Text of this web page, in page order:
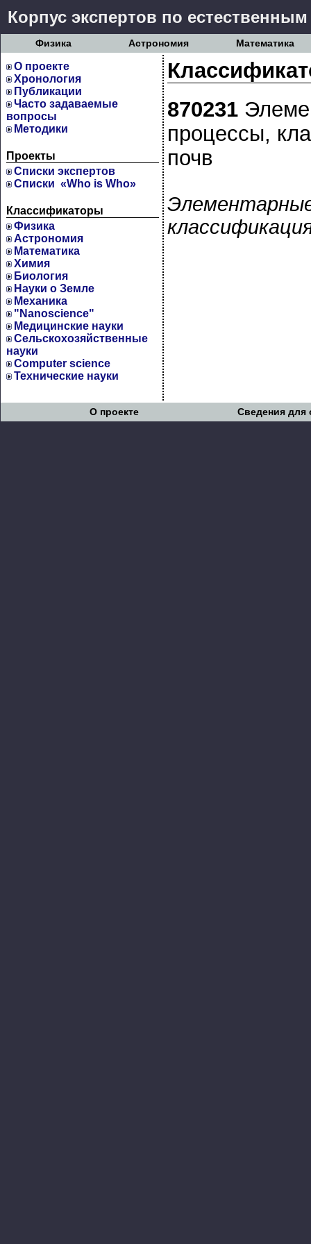
Корпус экспертов по
Физика Астрономия Математика
О проекте
Хронология
Публикации
Часто задаваемые
вопросы
Методики
Проекты
Cписки экспертов
Списки «Who is Who»
Классификаторы
Физика
Астрономия
Математика
Химия
Биология
Науки о Земле
Механика
"Nanoscience"
Медицинские науки
Сельскохозяйственные
науки
Computer science
Технические науки
870231
процессы,
почв
О проекте Сведения для